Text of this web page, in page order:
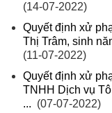
(14-07-2022)
Quyết định xử
Thị Trâm, sinh
(11-07-2022)
Quyết định xử
TNHH Dịch vụ
... (07-07-2022)